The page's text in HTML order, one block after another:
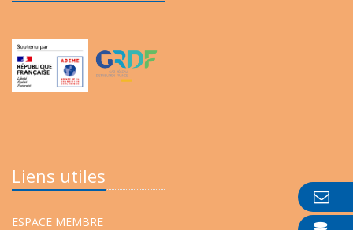
Liens utiles
ESPACE MEMBRE